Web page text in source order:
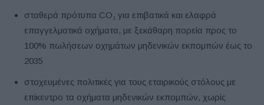
σταθερά πρότυπα CO₂ για επιβατικά και ελαφρά
επαγγελματικά οχήματα, με ξεκάθαρη πορεία προς το
100% πωλήσεων οχημάτων μηδενικών εκπομπών έως το
2035
στοχευμένες πολιτικές για τους εταιρικούς στόλους με
επίκεντρο τα οχήματα μηδενικών εκπομπών, χωρίς